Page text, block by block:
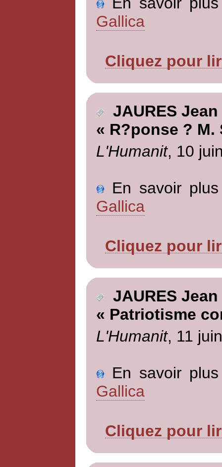
Gallica
Cliquez pour
JAURES Jean
« R?ponse ? M.
L'Humanit, 10
En savoir
Gallica
Cliquez pour
JAURES Jean
« Patriotisme
L'Humanit, 11
En savoir
Gallica
Cliquez pour